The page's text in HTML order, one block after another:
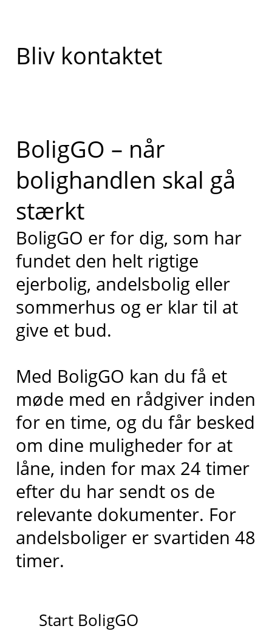
Bliv kontaktet
BoligGO – når
bolighandlen skal gå
stærkt
BoligGO er for dig, som har
fundet den helt rigtige
ejerbolig, andelsbolig eller
sommerhus og er klar til at
give et bud.
Med BoligGO kan du få et
møde med en rådgiver inden
for en time, og du får besked
om dine muligheder for at
låne, inden for max 24 timer
efter du har sendt os de
relevante dokumenter. For
andelsboliger er svartiden 48
timer.
Start BoligGO